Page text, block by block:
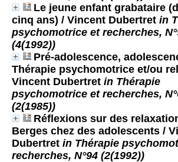
Le jeune enfant grabataire
cinq ans) / Vincent Dubertret in
psychomotrice et recherches,
(4(1992))
Pré-adolescence,
Thérapie psychomotrice et/ou
Vincent Dubertret in Thérapie
psychomotrice et recherches,
(2(1985))
Réflexions sur des
Berges chez des adolescents /
Dubertret in Thérapie
recherches, N°94 (2(1992))